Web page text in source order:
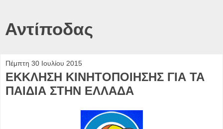
Αντίποδας
Πέμπτη 30 Ιουλίου 2015
ΕΚΚΛΗΣΗ ΚΙΝΗΤΟΠΟΙΗΣΗΣ ΓΙΑ ΤΑ
ΠΑΙΔΙΑ ΣΤΗΝ ΕΛΛΑΔΑ